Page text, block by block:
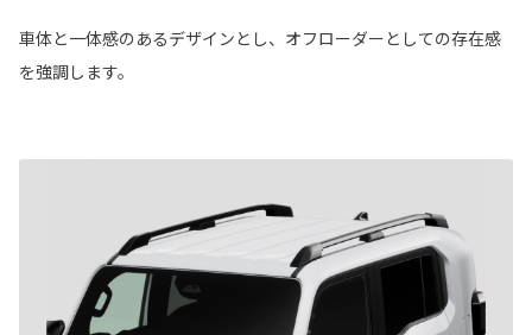
車体と一体感のあるデザインとし、オフローダーとしての存在感
を強調します。